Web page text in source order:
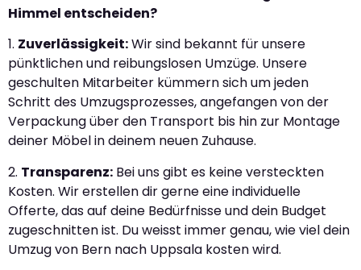
Himmel entscheiden?
1. Zuverlässigkeit:Wir sind bekannt für unsere
pünktlichen und reibungslosen Umzüge. Unsere
geschulten Mitarbeiter kümmern sich um jeden
Schritt des Umzugsprozesses, angefangen von der
Verpackung über den Transport bis hin zur Montage
deiner Möbel in deinem neuen Zuhause.
2. Transparenz: Bei uns gibt es keine versteckten
Kosten. Wir erstellen dir gerne eine individuelle
Offerte, das auf deine Bedürfnisse und dein Budget
zugeschnitten ist. Du weisst immer genau, wie viel dein
Umzug von Bern nach Uppsala kosten wird.